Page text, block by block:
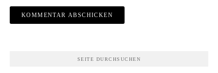
SEITE DURCHSUCHEN